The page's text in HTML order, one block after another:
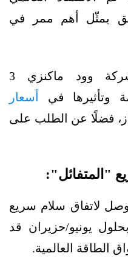
يمثّل أهم ممر في
ووفقًا لذلك، رسمت شركة وود ماكنزي 3
وتأثيرها في
أسعار
فضلًا عن الطلب على
"المتفائل":
لاتفاق سلام سريع
يونيو/حزيران قد
العالمية.